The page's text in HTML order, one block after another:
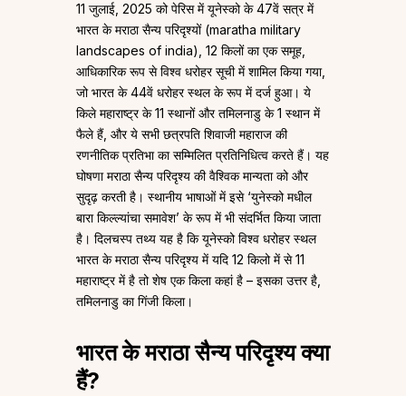
11 जुलाई, 2025 को पेरिस में यूनेस्को के 47वें सत्र में
भारत के मराठा सैन्य परिदृश्यों (maratha military
landscapes of india), 12 किलों का एक समूह,
आधिकारिक रूप से विश्व धरोहर सूची में शामिल किया गया,
जो भारत के 44वें धरोहर स्थल के रूप में दर्ज हुआ। ये
किले महाराष्ट्र के 11 स्थानों और तमिलनाडु के 1 स्थान में
फैले हैं, और ये सभी छत्रपति शिवाजी महाराज की
रणनीतिक प्रतिभा का सम्मिलित प्रतिनिधित्व करते हैं। यह
घोषणा मराठा सैन्य परिदृश्य की वैश्विक मान्यता को और
सुदृढ़ करती है। स्थानीय भाषाओं में इसे ‘युनेस्को मधील
बारा किल्ल्यांचा समावेश’ के रूप में भी संदर्भित किया जाता
है। दिलचस्प तथ्य यह है कि यूनेस्को विश्व धरोहर स्थल
भारत के मराठा सैन्य परिदृश्य में यदि 12 किलो में से 11
महाराष्ट्र में है तो शेष एक किला कहां है – इसका उत्तर है,
तमिलनाडु का गिंजी किला।
भारत के मराठा सैन्य परिदृश्य क्या
हैं?